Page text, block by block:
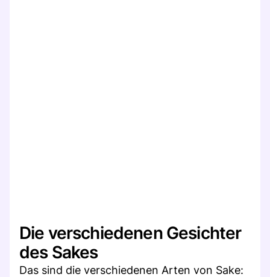
Die verschiedenen Gesichter
des Sakes
Das sind die verschiedenen Arten von Sake: